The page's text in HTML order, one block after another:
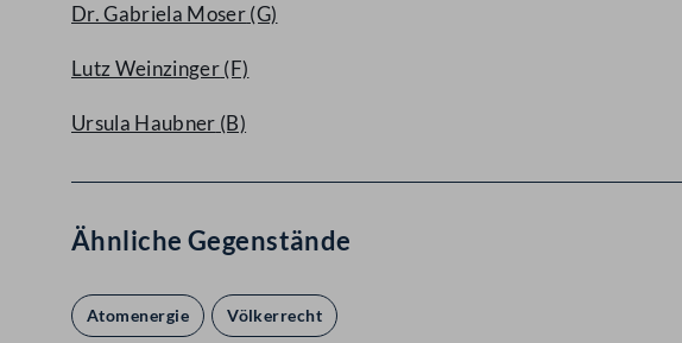
Dr. Gabriela Moser(G)
Lutz Weinzinger(F)
Ursula Haubner (B)
Ähnliche Gegenstände
Atomenergie Völkerrecht